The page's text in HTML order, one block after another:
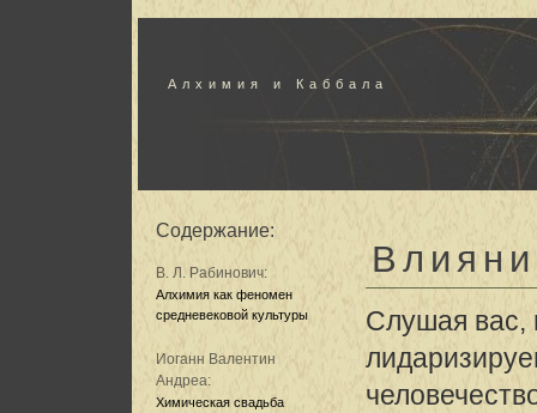
Алхимия и Каббала
Содержание:
В. Л. Рабинович:
Алхимия как феномен
средневековой культуры
Иоганн Валентин
Андреа:
Химическая свадьба
Слушая вас,